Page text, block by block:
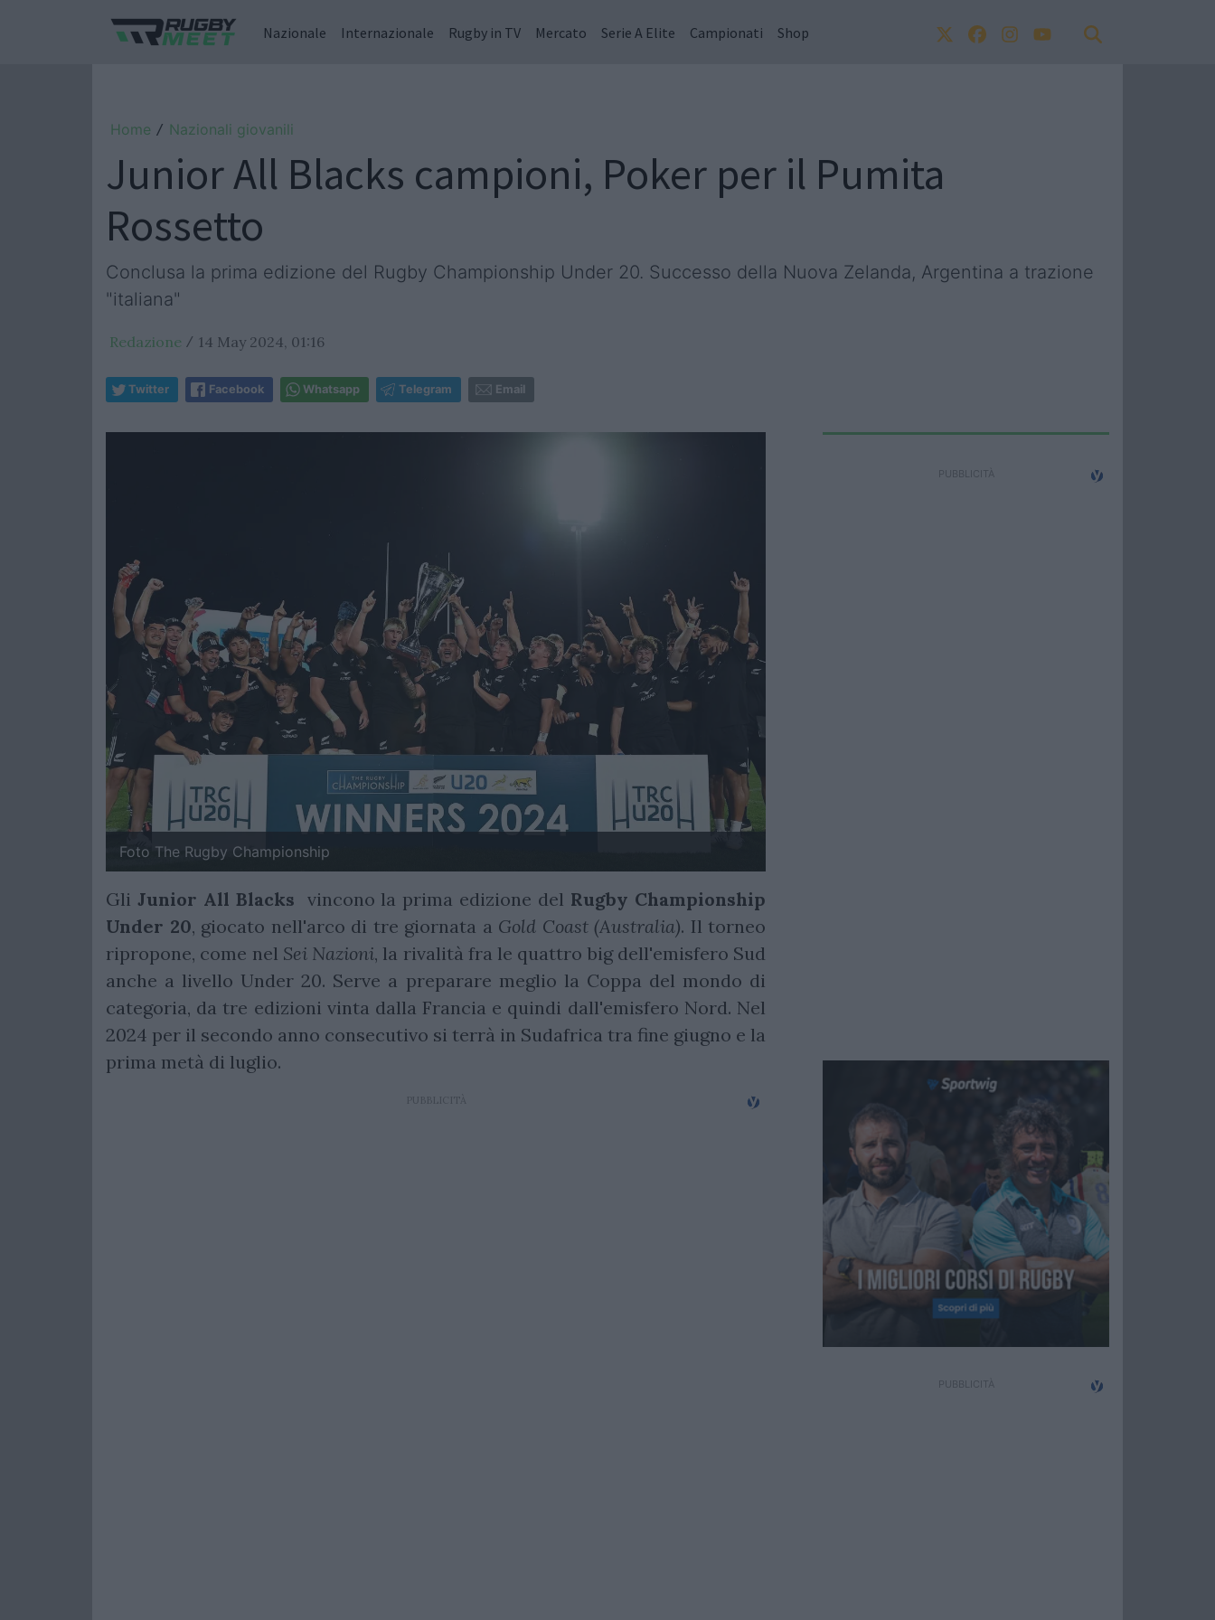
Nazionale Internazionale Rugby in TV Mercato Serie A Elite Campionati Shop
Home / Nazionali giovanili
Junior All Blacks campioni, Poker per il Pumita
Rossetto
Conclusa la prima edizione del Rugby Championship Under 20. Successo della Nuova Zelanda, Argentina a trazione
"italiana"
Redazione / 14 May 2024, 01:16
Twitter Facebook Whatsapp Telegram Email
Foto The Rugby Championship
Gli Junior All Blacks vincono la prima edizione del Rugby Championship
Under 20, giocato nell'arco di tre giornata a Gold Coast (Australia). Il torneo
ripropone, come nel Sei Nazioni, la rivalità fra le quattro big dell'emisfero Sud
anche a livello Under 20. Serve a preparare meglio la Coppa del mondo di
categoria, da tre edizioni vinta dalla Francia e quindi dall'emisfero Nord. Nel
2024 per il secondo anno consecutivo si terrà in Sudafrica tra fine giugno e la
prima metà di luglio.